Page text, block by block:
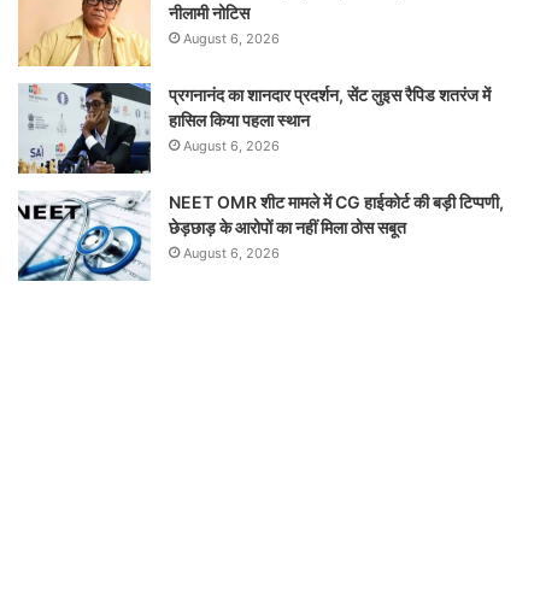
नीलामी नोटिस
August 6, 2026
प्रगनानंद का शानदार प्रदर्शन, सेंट लुइस रैपिड शतरंज में
हासिल किया पहला स्थान
August 6, 2026
NEET OMR शीट मामले में CG हाईकोर्ट की बड़ी टिप्पणी,
छेड़छाड़ के आरोपों का नहीं मिला ठोस सबूत
August 6, 2026